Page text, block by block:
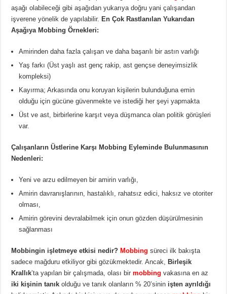
aşağı olabileceği gibi aşağıdan yukarıya doğru yani çalışandan
işverene yönelik de yapılabilir. En Çok Rastlanılan Yukarıdan
Aşağıya Mobbing Örnekleri:
Amirinden daha fazla çalışan ve daha başarılı bir astın varlığı
Yaş farkı (Üst yaşlı ast genç rakip, ast gençse deneyimsizlik
kompleksi)
Kayırma; Arkasında onu koruyan kişilerin bulunduğuna emin
olduğu için gücüne güvenmekte ve istediği her şeyi yapmakta
Üst ve ast, birbirlerine karşıt veya düşmanca olan politik görüşleri
var.
Çalışanların Üstlerine Karşı Mobbing Eyleminde Bulunmasının
Nedenleri:
Yeni ve arzu edilmeyen bir amirin varlığı,
Amirin davranışlarının, hastalıklı, rahatsız edici, haksız ve otoriter
olması,
Amirin görevini devralabilmek için onun gözden düşürülmesinin
sağlanması
Mobbingin işletmeye etkisi nedir? Mobbing süreci ilk bakışta
sadece mağduru etkiliyor gibi gözükmektedir. Ancak, Birleşik
Krallık’ta yapılan bir çalışmada, olası birmobbing vakasına en az
iki kişinin tanık olduğu ve tanık olanların % 20’sinin işten ayrıldığı